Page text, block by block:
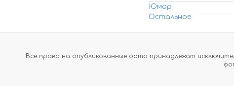
Юмор
Остальное
Все права на опубликованные фото принадлежат